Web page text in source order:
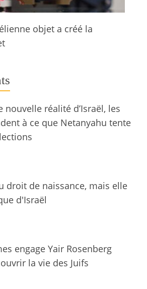
objet a créé la
nouvelle réalité d’Israël, les
à ce que Netanyahu tente
droit de naissance, mais elle
d'Israël
engage Yair Rosenberg
la vie des Juifs